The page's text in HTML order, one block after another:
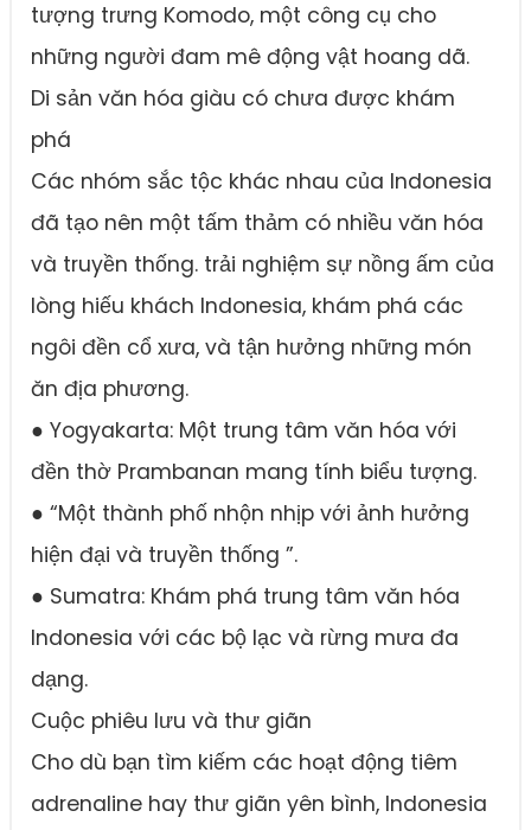
tượng trưng Komodo, một công cụ cho
những người đam mê động vật hoang dã.
Di sản văn hóa giàu có chưa được khám
phá
Các nhóm sắc tộc khác nhau của Indonesia
đã tạo nên một tấm thảm có nhiều văn hóa
và truyền thống. trải nghiệm sự nồng ấm của
lòng hiếu khách Indonesia, khám phá các
ngôi đền cổ xưa, và tận hưởng những món
ăn địa phương.
● Yogyakarta: Một trung tâm văn hóa với
đền thờ Prambanan mang tính biểu tượng.
● “Một thành phố nhộn nhịp với ảnh hưởng
hiện đại và truyền thống ”.
● Sumatra: Khám phá trung tâm văn hóa
Indonesia với các bộ lạc và rừng mưa đa
dạng.
Cuộc phiêu lưu và thư giãn
Cho dù bạn tìm kiếm các hoạt động tiêm
adrenaline hay thư giãn yên bình, Indonesia